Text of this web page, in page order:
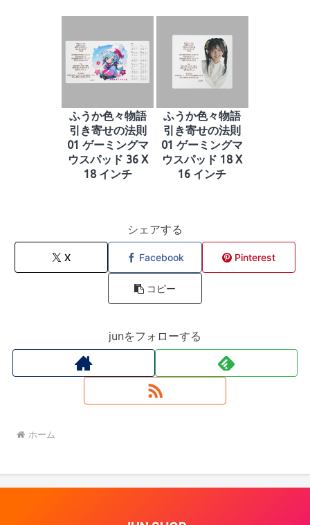
ふうか色々物語
引き寄せの法則
01 ゲーミングマ
ウスパッド 36 X
18 インチ
ふうか色々物語
引き寄せの法則
01 ゲーミングマ
ウスパッド 18 X
16 インチ
シェアする
X Facebook Pinterest
コピー
junをフォローする
ホーム